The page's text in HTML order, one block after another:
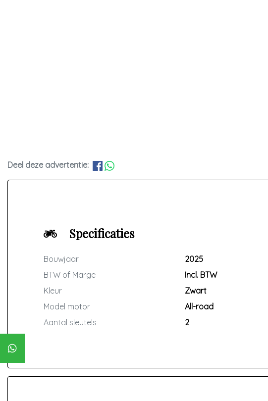
Deel deze advertentie:
Specificaties
Bouwjaar
2025
BTW of Marge
Incl. BTW
Kleur
Zwart
Model motor
All-road
Aantal sleutels
2